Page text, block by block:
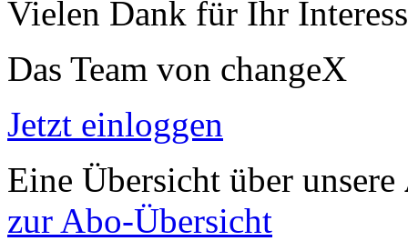
Vielen Dank für Ihr
Das Team von changeX
Jetzt einloggen
Eine Übersicht über unsere
zur Abo-Übersicht